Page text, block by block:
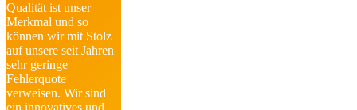
Qualität ist unser
Merkmal und so
können wir mit Stolz
auf unsere seit Jahren
sehr geringe
Fehlerquote
verweisen. Wir sind
ein innovatives und